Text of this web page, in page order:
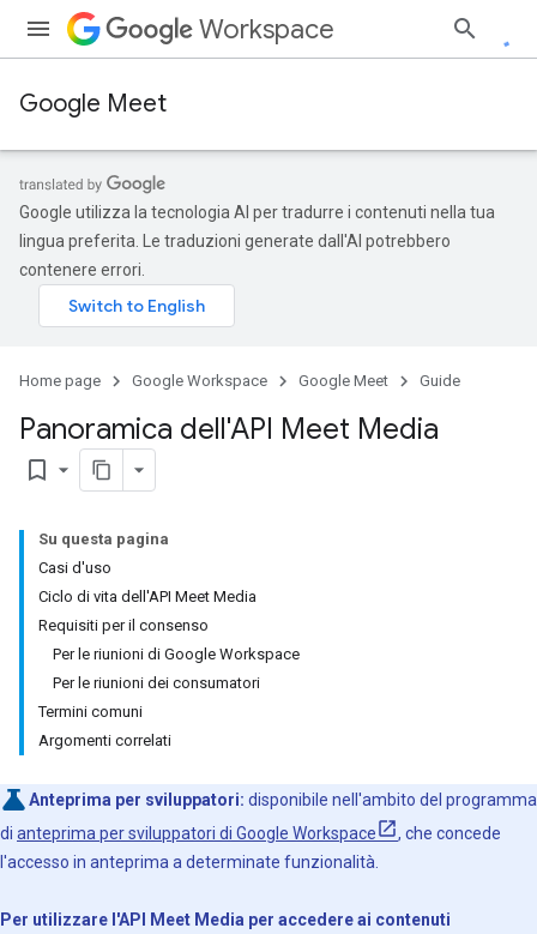
Workspace
Google Meet
Google utilizza la tecnologia AI per tradurre i contenuti nella tua
lingua preferita. Le traduzioni generate dall'AI potrebbero
contenere errori.
Home page Google Workspace Google Meet Guide
Panoramica dell'API Meet Media
bookmark_border
Su questa pagina
Casi d'uso
Ciclo di vita dell'API Meet Media
Requisiti per il consenso
Per le riunioni di Google Workspace
Per le riunioni dei consumatori
Termini comuni
Argomenti correlati
Anteprima per sviluppatori: disponibile nell'ambito del programma
di anteprima per sviluppatori di Google Workspace
, che concede
l'accesso in anteprima a determinate funzionalità.
Per utilizzare l'API Meet Media per accedere ai contenuti